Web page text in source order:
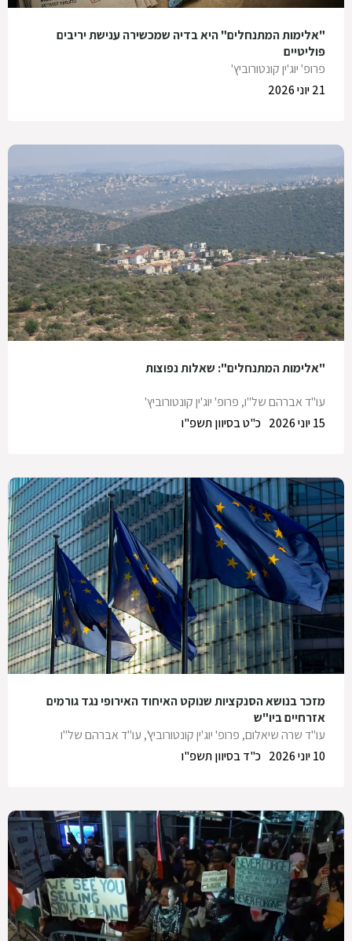
"אלימות המתנחלים" היא בדיה שמכשירה ענישת יריבים
פוליטיים
פרופ' יוג'ין קונטורוביץ'
21 יוני 2026
"אלימות המתנחלים": שאלות נפוצות
עו"ד אברהם של"ו, פרופ' יוג'ין קונטורוביץ'
כ"ט בסיוון תשפ"ו
15 יוני 2026
מזכר בנושא הסנקציות שנוקט האיחוד האירופי נגד גורמים
אזרחיים ביו"ש
עו"ד שרה שיאלום, פרופ' יוג'ין קונטורוביץ', עו"ד אברהם של"ו
כ"ד בסיוון תשפ"ו
10 יוני 2026